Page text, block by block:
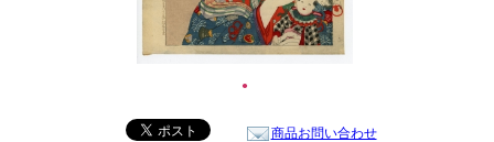
●
商品お問い合わせ